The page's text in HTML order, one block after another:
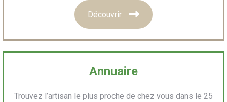
Découvrir
Annuaire
Trouvez l’artisan le plus proche de chez vous dans le 25